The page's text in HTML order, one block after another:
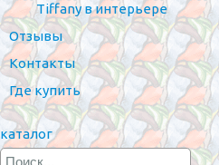
Tiffany в интерьере
Отзывы
Контакты
Где купить
каталог